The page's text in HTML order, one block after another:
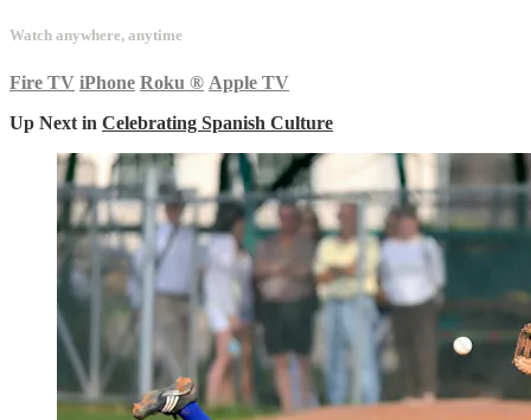
Watch anywhere, anytime
Fire TV iPhone Roku ® Apple TV
Up Next in Celebrating Spanish Culture